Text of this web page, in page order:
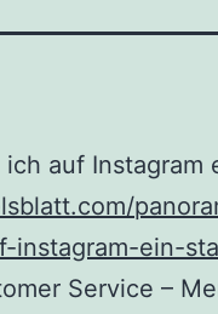
auf Instagram
instagram-ein-
Service –